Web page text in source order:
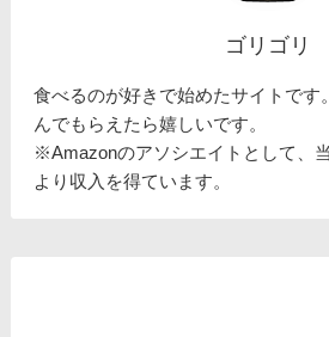
ゴリゴリ
食べるのが好きで始めたサイトです
んでもらえたら嬉しいです。
※Amazonのアソシエイトとして、
より収入を得ています。